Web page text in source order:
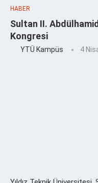
HABER
Sultan II.
Kongresi
YTÜ Kampüs 4